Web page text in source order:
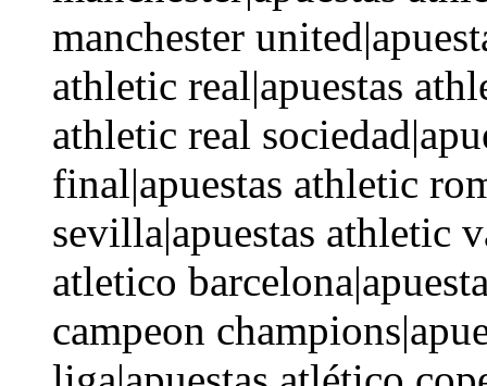
manchester
athletic real|apuestas
athletic real
final|apuestas athletic
sevilla|apuestas athletic
atletico
campeon